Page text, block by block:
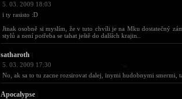
5. 03. 2009 18:03
i ty rasisto :D
Jinak osobně si myslím, že v tuto chvíli je na Mku dostatečný
stylů a není potřeba se tahat ještě do dalších krajin..
satharoth
5. 03. 2009 17:30
No, ak sa to tu zacne rozsirovat dalej, inymi hudobnymi smermi,
Apocalypse